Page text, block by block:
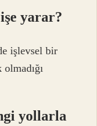
yarar?
işlevsel bir
yollarla